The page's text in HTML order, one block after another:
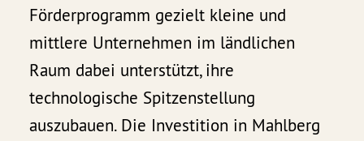
Förderprogramm gezielt kleine und
mittlere Unternehmen im ländlichen
Raum dabei unterstützt, ihre
technologische Spitzenstellung
auszubauen. Die Investition in Mahlberg